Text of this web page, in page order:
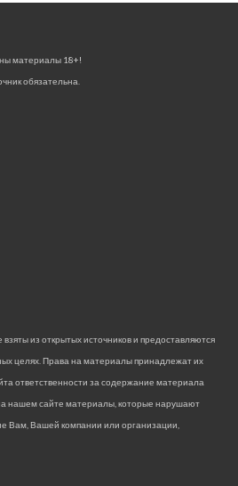
материалы 18+!
обязательна.
из открытых источников и предоставляются
целях. Права на материалы принадлежат их
ответственности за содержание материала
нашем сайте материалы, которые нарушают
Вам, Вашей компании или организации,